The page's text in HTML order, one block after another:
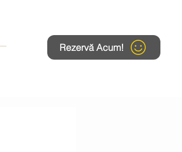
Rezervă Acum!